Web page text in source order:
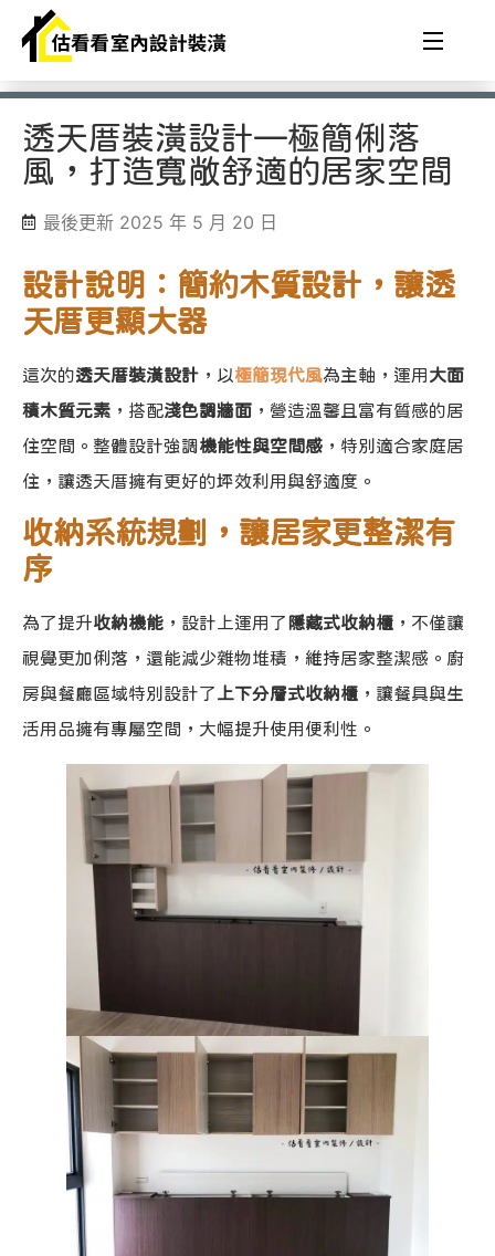
透天厝裝潢設計—極簡俐落
風，打造寬敞舒適的居家空間
最後更新 2025 年 5 月 20 日
設計說明：簡約木質設計，讓透
天厝更顯大器
這次的透天厝裝潢設計 ，以極簡現代風為主軸，運用大面
積木質元素 ，搭配淺色調牆面 ，營造溫馨且富有質感的居
住空間。整體設計強調機能性與空間感 ，特別適合家庭居
住，讓透天厝擁有更好的坪效利用與舒適度。
收納系統規劃，讓居家更整潔有
序
為了提升收納機能 ，設計上運用了 隱藏式收納櫃 ，不僅讓
視覺更加俐落，還能減少雜物堆積，維持居家整潔感。廚
房與餐廳區域特別設計了上下分層式收納櫃 ，讓餐具與生
活用品擁有專屬空間，大幅提升使用便利性。